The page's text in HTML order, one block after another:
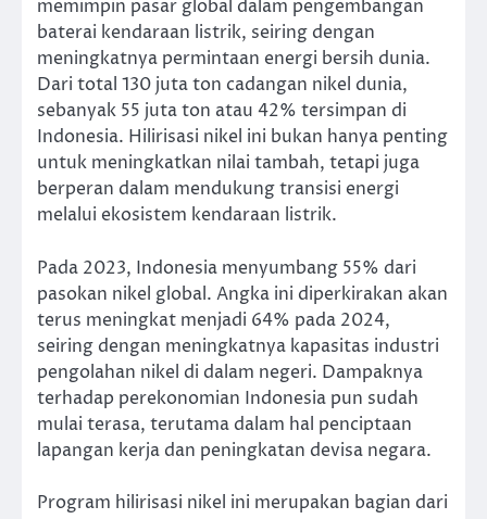
memimpin pasar global dalam pengembangan
baterai kendaraan listrik, seiring dengan
meningkatnya permintaan energi bersih dunia.
Dari total 130 juta ton cadangan nikel dunia,
sebanyak 55 juta ton atau 42% tersimpan di
Indonesia. Hilirisasi nikel ini bukan hanya penting
untuk meningkatkan nilai tambah, tetapi juga
berperan dalam mendukung transisi energi
melalui ekosistem kendaraan listrik.
Pada 2023, Indonesia menyumbang 55% dari
pasokan nikel global. Angka ini diperkirakan akan
terus meningkat menjadi 64% pada 2024,
seiring dengan meningkatnya kapasitas industri
pengolahan nikel di dalam negeri. Dampaknya
terhadap perekonomian Indonesia pun sudah
mulai terasa, terutama dalam hal penciptaan
lapangan kerja dan peningkatan devisa negara.
Program hilirisasi nikel ini merupakan bagian dari